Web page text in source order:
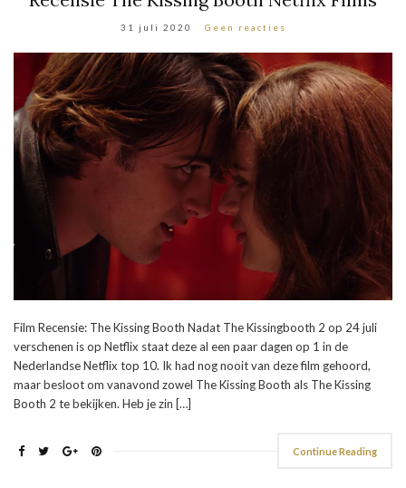
31 juli 2020 Geen reacties
Film Recensie: The Kissing Booth Nadat The Kissingbooth 2 op 24 juli
verschenen is op Netflix staat deze al een paar dagen op 1 in de
Nederlandse Netflix top 10. Ik had nog nooit van deze film gehoord,
maar besloot om vanavond zowel The Kissing Booth als The Kissing
Booth 2 te bekijken. Heb je zin […]
Continue Reading